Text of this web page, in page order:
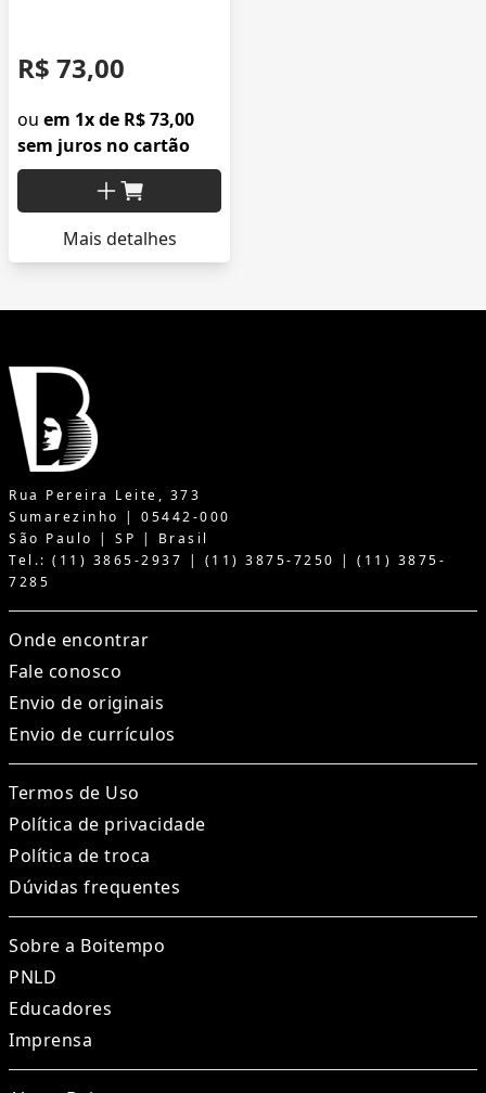
R$ 73,00
ou em 1x de R$ 73,00
sem juros no cartão
Mais detalhes
Rua Pereira Leite, 373
Sumarezinho | 05442-000
São Paulo | SP | Brasil
Tel.: (11) 3865-2937 | (11) 3875-7250 | (11) 3875-
7285
Onde encontrar
Fale conosco
Envio de originais
Envio de currículos
Termos de Uso
Política de privacidade
Política de troca
Dúvidas frequentes
Sobre a Boitempo
PNLD
Educadores
Imprensa